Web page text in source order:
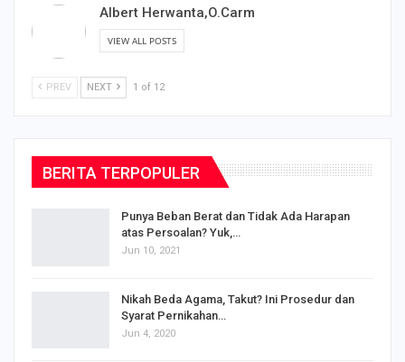
Albert Herwanta,O.Carm
VIEW ALL POSTS
PREV NEXT 1 of 12
BERITA TERPOPULER
Punya Beban Berat dan Tidak Ada Harapan
atas Persoalan? Yuk,…
Jun 10, 2021
Nikah Beda Agama, Takut? Ini Prosedur dan
Syarat Pernikahan…
Jun 4, 2020